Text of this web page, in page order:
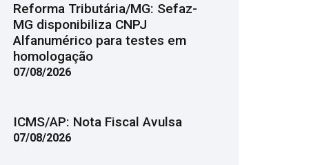
Reforma Tributária/MG: Sefaz-
MG disponibiliza CNPJ
Alfanumérico para testes em
homologação
07/08/2026
ICMS/AP: Nota Fiscal Avulsa
07/08/2026